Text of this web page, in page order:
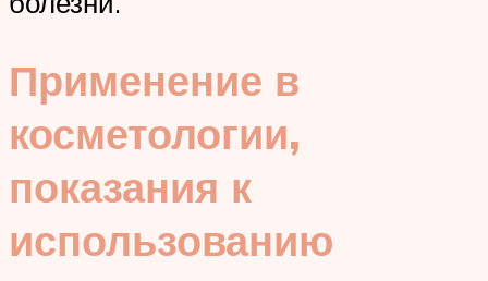
Применение в
косметологии,
показания к
использованию